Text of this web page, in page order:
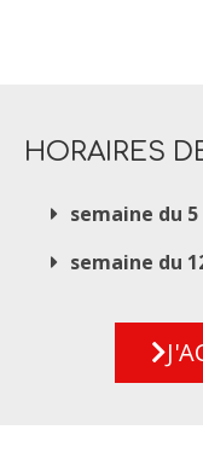
HORAIRES
semaine du
semaine du